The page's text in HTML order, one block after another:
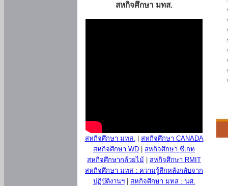
สหกิจศึกษา มทส.
สหกิจศึกษา มทส.
สหกิจศึกษา CANADA
สหกิจศึกษา WD
สหกิจศึกษา ซีเกท
สหกิจศึกษากล้วยไม้
สหกิจศึกษา RMIT
สหกิจศึกษา มทส : ความรู้สึกหลังกลับจาก
ปฏิบัติงานฯ| สหกิจศึกษา มทส : นศ.